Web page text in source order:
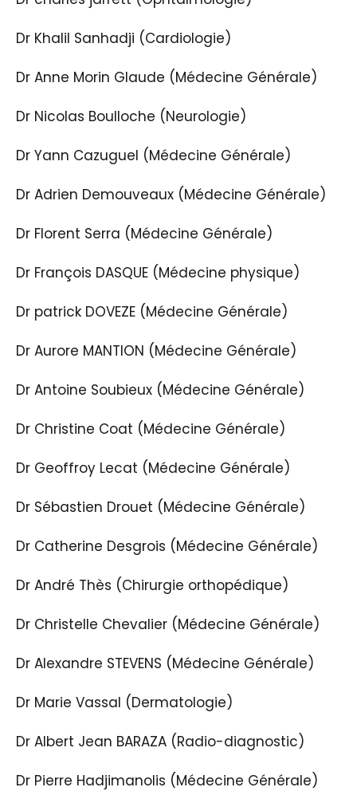
Dr Khalil Sanhadji (Cardiologie)
Dr Anne Morin Glaude (Médecine Générale)
Dr Nicolas Boulloche (Neurologie)
Dr Yann Cazuguel (Médecine Générale)
Dr Adrien Demouveaux (Médecine Générale)
Dr Florent Serra (Médecine Générale)
Dr François DASQUE (Médecine physique)
Dr patrick DOVEZE (Médecine Générale)
Dr Aurore MANTION (Médecine Générale)
Dr Antoine Soubieux (Médecine Générale)
Dr Christine Coat (Médecine Générale)
Dr Geoffroy Lecat (Médecine Générale)
Dr Sébastien Drouet (Médecine Générale)
Dr Catherine Desgrois (Médecine Générale)
Dr André Thès (Chirurgie orthopédique)
Dr Christelle Chevalier (Médecine Générale)
Dr Alexandre STEVENS (Médecine Générale)
Dr Marie Vassal (Dermatologie)
Dr Albert Jean BARAZA (Radio-diagnostic)
Dr Pierre Hadjimanolis (Médecine Générale)